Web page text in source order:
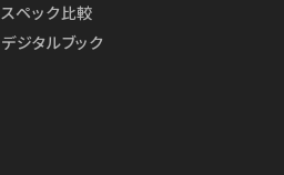
スペック比較
デジタルブック